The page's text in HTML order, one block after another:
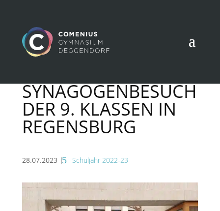
SYNAGOGENBESUCH
DER 9. KLASSEN IN
REGENSBURG
28.07.2023 | Schuljahr 2022-23